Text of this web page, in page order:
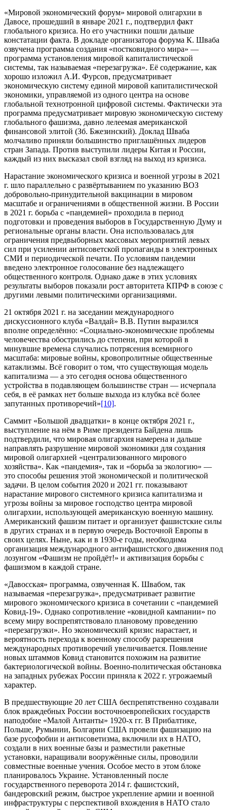
«Мировой экономический форум» мировой олигархии в
Давосе, прошедший в январе 2021 г., подтвердил факт
глобального кризиса. Но его участники пошли дальше
констатации факта. В докладе организатора форума К. Шваба
озвучена программа создания «постковидного мира» —
программа установления мировой капиталистической
системы, так называемая «перезагрузка». Её содержание, как
хорошо изложил А.И. Фурсов, предусматривает
экономическую систему единой мировой капиталистической
экономики, управляемой из одного центра на основе
глобальной технотронной цифровой системы. Фактически эта
программа предусматривает мировую экономическую систему
глобального фашизма, давно лелеемая американской
финансовой элитой (Зб. Бжезинский). Доклад Шваба
молчаливо приняли большинство приглашённых лидеров
стран Запада. Против выступили лидеры Китая и России,
каждый из них высказал свой взгляд на выход из кризиса.
Нарастание экономического кризиса и военной угрозы в 2021
г. шло параллельно с развёртыванием по указанию ВОЗ
добровольно-принудительной вакцинации в мировом
масштабе и ограничениями в общественной жизни. В России
в 2021 г. борьба с «пандемией» проходила в период
подготовки и проведения выборов в Государственную Думу и
региональные органы власти. Она использовалась для
ограничения предвыборных массовых мероприятий левых
сил при усилении антисоветской пропаганды в электронных
СМИ и периодической печати. По условиям пандемии
введено электронное голосование без надлежащего
общественного контроля. Однако даже в этих условиях
результаты выборов показали рост авторитета КПРФ в союзе с
другими левыми политическими организациями.
21 октября 2021 г. на заседании международного
дискуссионного клуба «Валдай» В.В. Путин выразился
вполне определённо: «Социально-экономи­ческие проблемы
человечества обострились до степени, при которой в
минувшие времена случались потрясения всемирного
масштаба: мировые войны, кровопролитные общественные
катаклизмы. Всё говорит о том, что существующая модель
капитализма — а это сегодня основа общественного
устройства в подавляющем большинстве стран — исчерпала
себя, в её рамках нет больше выхода из клубка всё более
запутанных противоречий»[10].
Саммит «Большой двадцатки» в конце октября 2021 г.,
выступление на нём в Риме президента Байдена лишь
подтвердили, что мировая олигархия намерена и дальше
направлять разрушение мировой экономики для создания
мировой олигархией «централизованного мирового
хозяйства». Как «пандемия», так и «борьба за экологию» —
это способы решения этой экономической и политической
задачи. В целом события 2020 и 2021 гг. показывают
нарастание мирового системного кризиса капитализма и
угрозы войны за мировое господство центра мировой
олигархии, использующей американскую военную машину.
Американский фашизм питает и организует фашистские силы
в других странах и в первую очередь Восточной Европы в
своих целях. Ныне, как и в 1930-е годы, необходима
организация международного антифашистского движения под
лозунгом «Фашизм не пройдёт!» и активизация борьбы с
фашизмом в каждой стране.
«Давосская» программа, озвученная К. Швабом, так
называемая «перезагрузка», предусматривает развитие
мирового экономического кризиса в сочетании с «пандемией
Ковид-19». Однако сопротивление «ковидной кампании» по
всему миру воспрепятствовало плановому проведению
«перезагрузки». Но экономический кризис нарастает, и
вероятность перехода к военному способу разрешения
международных противоречий увеличивается. Появление
новых штаммов Ковид становится похожим на развитие
бактериологической войны. Военно-политическая обстановка
на западных рубежах России приняла к 2022 г. угрожаемый
характер.
В предшествующие 20 лет США беспрепятственно создавали
блок враждебных России восточноевропейских государств
наподобие «Малой Антанты» 1920-х гг. В Прибалтике,
Польше, Румынии, Болгарии США провели фашизацию на
базе русофобии и антисоветизма, включили их в НАТО,
создали в них военные базы и разместили ракетные
установки, наращивали вооружённые силы, проводили
совместные военные учения. Особое место в этом блоке
планировалось Украине. Установленный после
государственного переворота 2014 г. фашистский,
бандеровский режим, быстрое укрепление армии и военной
инфраструктуры с перспективой вхождения в НАТО стало